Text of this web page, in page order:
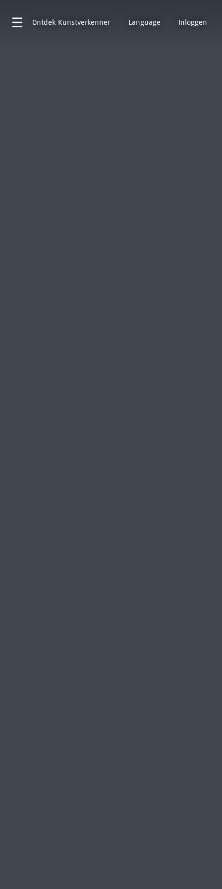
Ontdek Kunstverkenner Language Inloggen